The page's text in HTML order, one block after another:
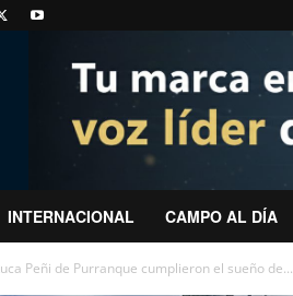
INTERNACIONAL CAMPO AL DÍA
Peñi de Purranque cumplieron el sueño de...